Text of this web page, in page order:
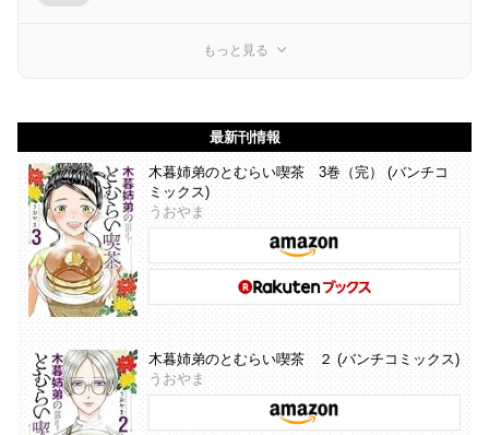
もっと見る
最新刊情報
木暮姉弟のとむらい喫茶 3巻（完） (バンチコ
ミックス)
うおやま
木暮姉弟のとむらい喫茶 ２ (バンチコミックス)
うおやま